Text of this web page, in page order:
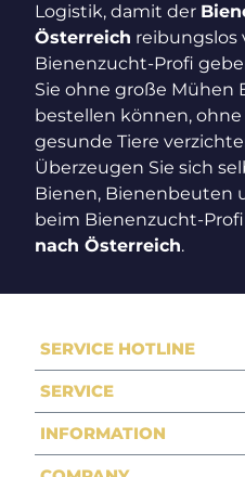
Logistik, damit der
Österreich reibungslos
Bienenzucht-Profi
Sie ohne große Mühen
bestellen können,
gesunde Tiere
Überzeugen Sie sich
Bienen, Bienenbeuten
beim Bienenzucht-Profi
nach Österreich.
SERVICE HOTLINE
SERVICE
INFORMATION